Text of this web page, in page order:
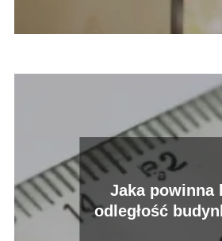
Jaka powinna
odległość
granicy